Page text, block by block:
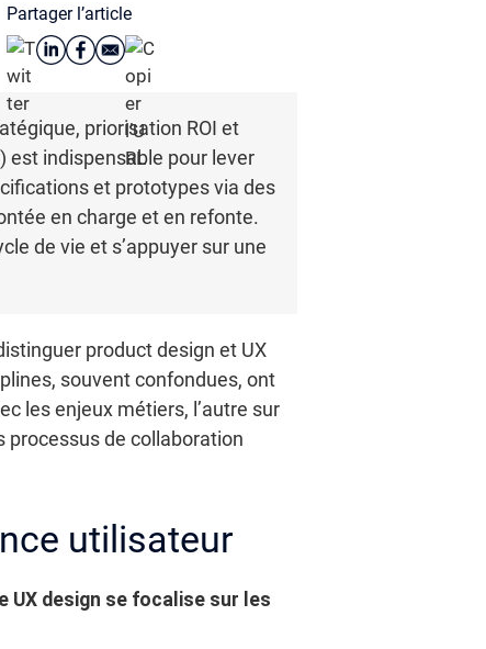
Partager l’article
priorisation ROI et
est indispensable pour lever
et prototypes via des
en charge et en refonte.
de vie et s’appuyer sur une
product design et UX
souvent confondues, ont
les enjeux métiers, l’autre sur
processus de collaboration
utilisateur
UX design se focalise sur les